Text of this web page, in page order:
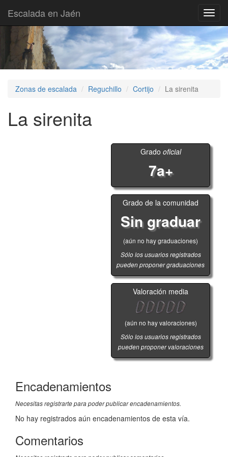
Escalada en Jaén
Zonas de escalada Reguchillo Cortijo La sirenita
La sirenita
Grado oficial
7a+
Grado de la comunidad
Sin graduar
(aún no hay graduaciones)
Sólo los usuarios registrados
pueden proponer graduaciones
Valoración media
(aún no hay valoraciones)
Sólo los usuarios registrados
pueden proponer valoraciones
Encadenamientos
Necesitas registrarte para poder publicar encadenamientos.
No hay registrados aún encadenamientos de esta vía.
Comentarios